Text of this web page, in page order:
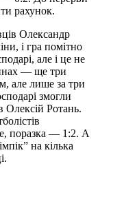
рахунок.
Олександр
і гра помітно
але і це не
— ще три
але лише за три
змогли
Олексій Ротань.
поразка — 1:2. А
на кілька